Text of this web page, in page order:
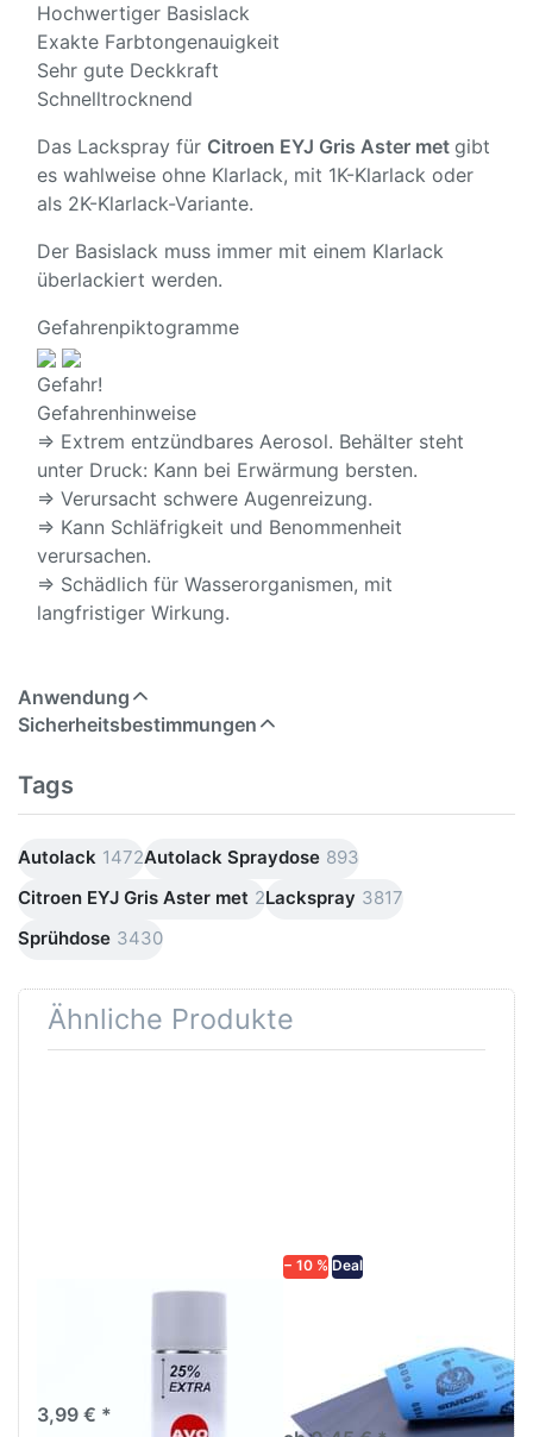
Hochwertiger Basislack
Exakte Farbtongenauigkeit
Sehr gute Deckkraft
Schnelltrocknend
Das Lackspray für Citroen EYJ Gris Aster met gibt
es wahlweise ohne Klarlack, mit 1K-Klarlack oder
als 2K-Klarlack-Variante.
Der Basislack muss immer mit einem Klarlack
überlackiert werden.
Gefahrenpiktogramme
Gefahr!
Gefahrenhinweise
⇒ Extrem entzündbares Aerosol. Behälter steht
unter Druck: Kann bei Erwärmung bersten.
⇒ Verursacht schwere Augenreizung.
⇒ Kann Schläfrigkeit und Benommenheit
verursachen.
⇒ Schädlich für Wasserorganismen, mit
langfristiger Wirkung.
Anwendung
Sicherheitsbestimmungen
Tags
Autolack 1472Autolack Spraydose 893
Citroen EYJ Gris Aster met 2Lackspray 3817
Sprühdose 3430
Ähnliche Produkte
3,99 € *
− 10 % Deal
diversen Körnungen
Nass-Schleifpapier zur nass
und trocken anwendung